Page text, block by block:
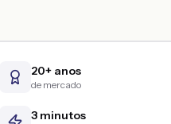
20+ anos
de mercado
3 minutos